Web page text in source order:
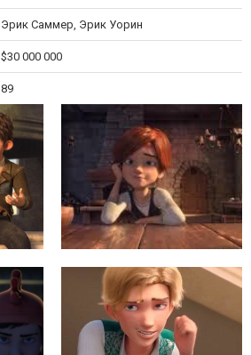
Эрик Саммер, Эрик Уорин
$30 000 000
89